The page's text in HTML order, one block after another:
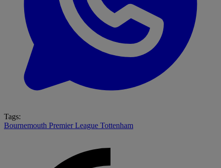
Tags:
Bournemouth Premier League Tottenham